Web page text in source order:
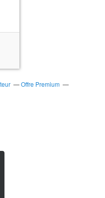
Offre Premium